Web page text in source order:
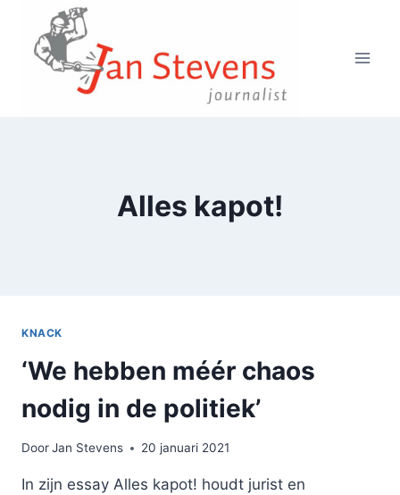
Doorgaan
inhoud
Alles kapot!
KNACK
‘We hebben méér chaos
nodig in de politiek’
DoorJan Stevens 20 januari 2021
In zijn essay Alles kapot! houdt jurist en